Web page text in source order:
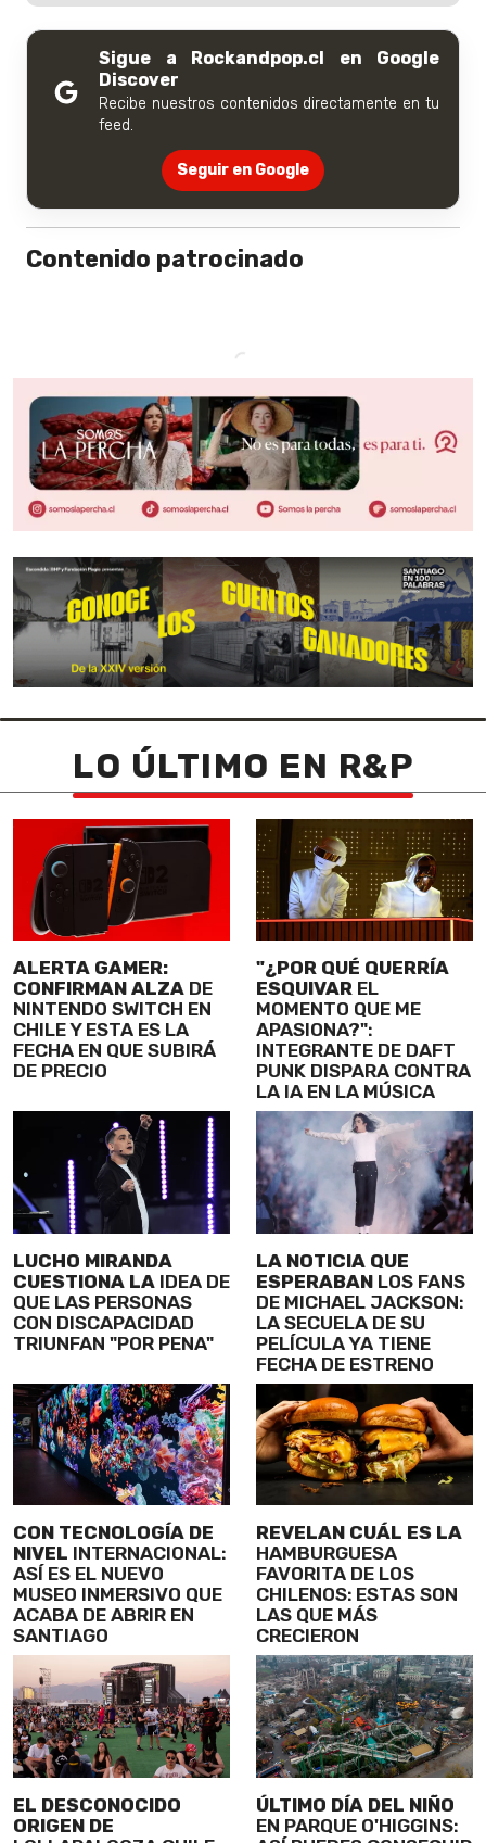
Sigue a Rockandpop.cl en Google
Discover
Recibe nuestros contenidos directamente en tu
feed.
Seguir en Google
Contenido patrocinado
LO ÚLTIMO EN R&P
ALERTA GAMER:
CONFIRMAN ALZA DE
NINTENDO SWITCH EN
CHILE Y ESTA ES LA
FECHA EN QUE SUBIRÁ
DE PRECIO
"¿POR QUÉ QUERRÍA
ESQUIVAR EL
MOMENTO QUE ME
APASIONA?":
INTEGRANTE DE DAFT
PUNK DISPARA CONTRA
LA IA EN LA MÚSICA
LUCHO MIRANDA
CUESTIONA LA IDEA DE
QUE LAS PERSONAS
CON DISCAPACIDAD
TRIUNFAN "POR PENA"
LA NOTICIA QUE
ESPERABAN LOS FANS
DE MICHAEL JACKSON:
LA SECUELA DE SU
PELÍCULA YA TIENE
FECHA DE ESTRENO
CON TECNOLOGÍA DE
NIVEL INTERNACIONAL:
ASÍ ES EL NUEVO
MUSEO INMERSIVO QUE
ACABA DE ABRIR EN
SANTIAGO
REVELAN CUÁL ES LA
HAMBURGUESA
FAVORITA DE LOS
CHILENOS: ESTAS SON
LAS QUE MÁS
CRECIERON
EL DESCONOCIDO
ORIGEN DE
ÚLTIMO DÍA DEL NIÑO
EN PARQUE O'HIGGINS: